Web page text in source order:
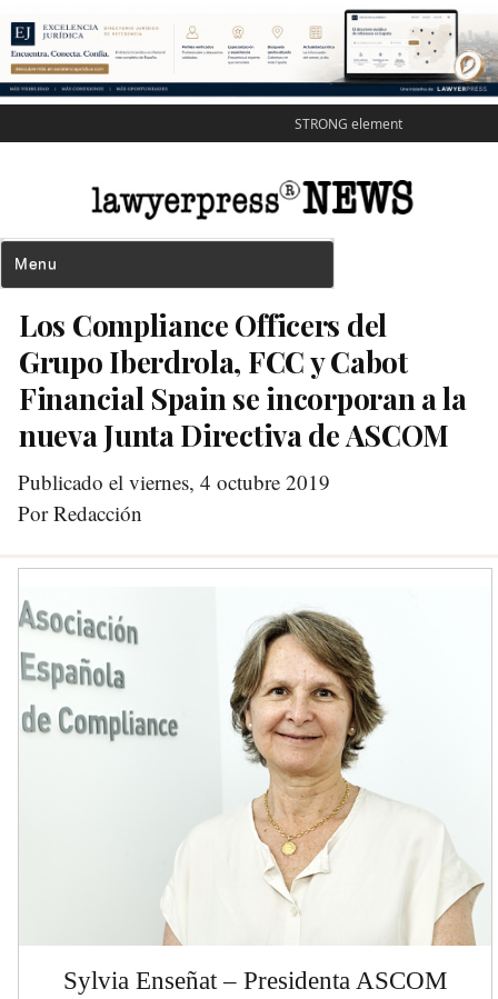
STRONG element
Los Compliance Officers del
Grupo Iberdrola, FCC y Cabot
Financial Spain se incorporan a la
nueva Junta Directiva de ASCOM
Publicado el viernes, 4 octubre 2019
Por Redacción
Sylvia Enseñat – Presidenta ASCOM